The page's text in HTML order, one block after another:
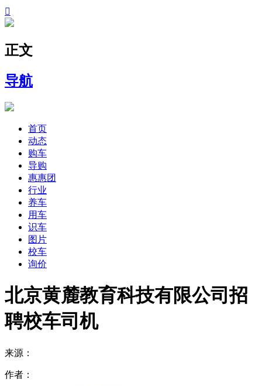

正文
导航
首页
动态
购车
导购
惠惠团
行业
养车
用车
识车
图片
校车
询价
北京黄麓教育科技有限公司招
聘校车司机
来源：
作者：